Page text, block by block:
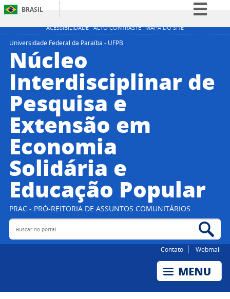
ACESSIBILIDADE ALTO CONTRASTE MAPA DO SITE
BRASIL
Simplifique!
Acesso à informação
Legislação
Universidade Federal da Paraíba - UFPB
Núcleo
Interdisciplinar de
Pesquisa e
Extensão em
Economia
Solidária e
Educação Popular
PRAC - PRÓ-REITORIA DE ASSUNTOS COMUNITÁRIOS
Buscar no portal
Contato Webmail